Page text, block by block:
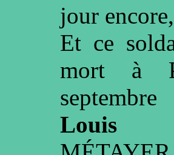
jour
Et ce
mort à
Louis